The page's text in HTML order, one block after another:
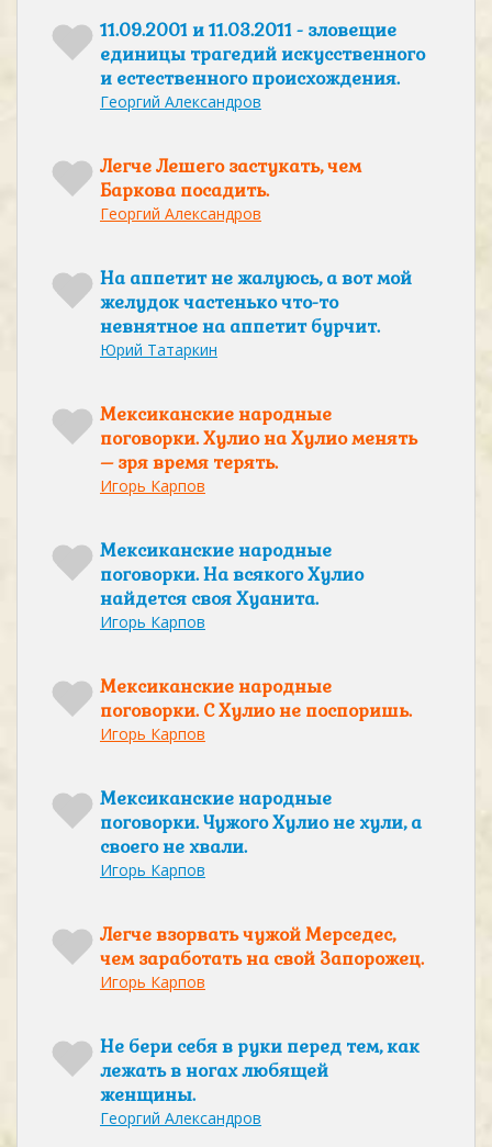
11.09.2001 и 11.03.2011 - зловещие
единицы трагедий искусственного
и естественного происхождения.
Георгий Александров
Легче Лешего застукать, чем
Баркова посадить.
Георгий Александров
На аппетит не жалуюсь, а вот мой
желудок частенько что-то
невнятное на аппетит бурчит.
Юрий Татаркин
Мексиканские народные
поговорки. Хулио на Хулио менять
– зря время терять.
Игорь Карпов
Мексиканские народные
поговорки. На всякого Хулио
найдется своя Хуанита.
Игорь Карпов
Мексиканские народные
поговорки. С Хулио не поспоришь.
Игорь Карпов
Мексиканские народные
поговорки. Чужого Хулио не хули, а
своего не хвали.
Игорь Карпов
Легче взорвать чужой Мерседес,
чем заработать на свой Запорожец.
Игорь Карпов
Не бери себя в руки перед тем, как
лежать в ногах любящей
женщины.
Георгий Александров